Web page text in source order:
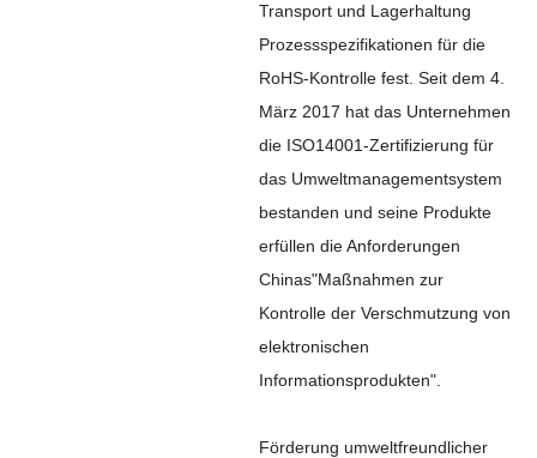
Transport und Lagerhaltung
Prozessspezifikationen für die
RoHS-Kontrolle fest. Seit dem 4.
März 2017 hat das Unternehmen
die ISO14001-Zertifizierung für
das Umweltmanagementsystem
bestanden und seine Produkte
erfüllen die Anforderungen
Chinas"Maßnahmen zur
Kontrolle der Verschmutzung von
elektronischen
Informationsprodukten".
Förderung umweltfreundlicher